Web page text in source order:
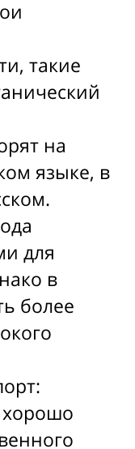
такие
на
языке, в
для
в
более
хорошо